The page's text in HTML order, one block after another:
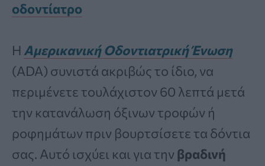
οδοντίατρο
Η Αμερικανική ΟδοντιατρικήΈνωση
(ADA) συνιστά ακριβώς το ίδιο, να
περιμένετε τουλάχιστον 60 λεπτά μετά
την κατανάλωση όξινων τροφών ή
ροφημάτων πριν βουρτσίσετε τα δόντια
σας. Αυτό ισχύει και για την βραδινή